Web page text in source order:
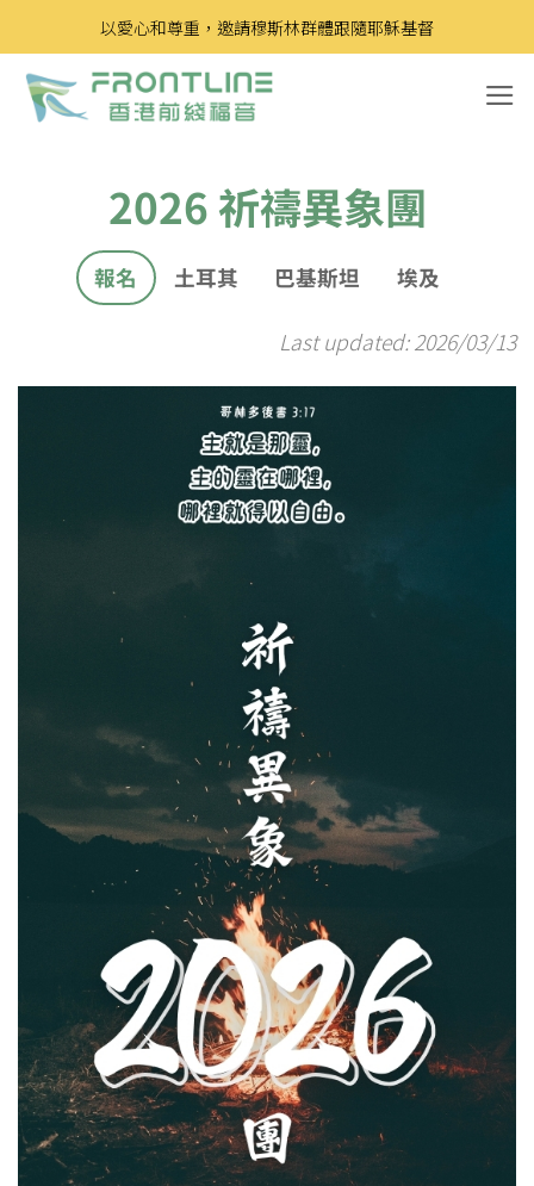
to
content
以愛心和尊重，邀請穆斯林群體跟隨耶穌基督
2026 祈禱異象團
報名 土耳其 巴基斯坦 埃及
Last updated: 2026/03/13